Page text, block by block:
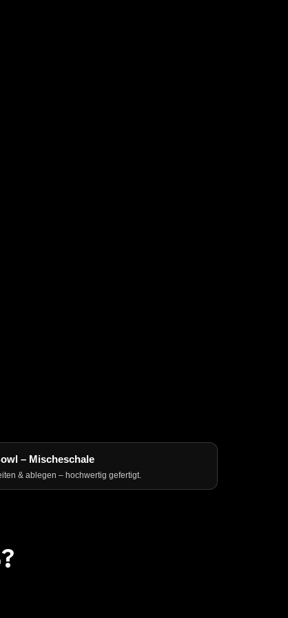
– Mischeschale
& ablegen – hochwertig gefertigt.